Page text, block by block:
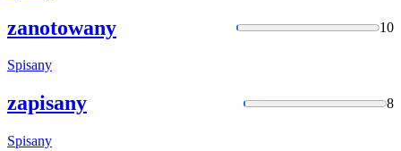
zanotowany 10
Spisany
zapisany 8
Spisany